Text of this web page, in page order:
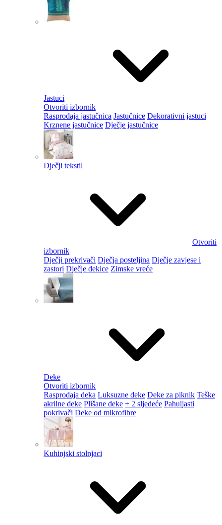
Jastuci
Otvoriti izbornik
Rasprodaja jastučnica Jastučnice Dekorativni jastuci
Krznene jastučnice Dječje jastučnice
Dječji tekstil
Otvoriti
izbornik
Dječji prekrivači Dječja posteljina Dječje zavjese i
zastori Dječje dekice Zimske vreće
Deke
Otvoriti izbornik
Rasprodaja deka Luksuzne deke Deke za piknik Teške
akrilne deke Plišane deke + 2 sljedeće Pahuljasti
pokrivači Deke od mikrofibre
Kuhinjski stolnjaci